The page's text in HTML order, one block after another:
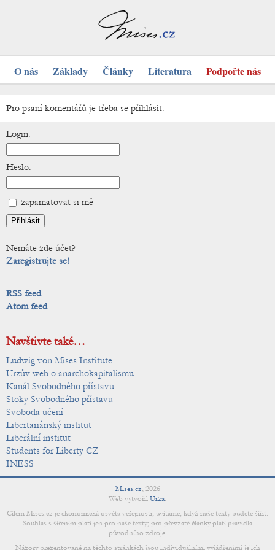
O nás Základy Články Literatura Podpořte nás
Pro psaní komentářů je třeba se přihlásit.
Login:
Heslo:
zapamatovat si mě
Nemáte zde účet?
Zaregistrujte se!
RSS feed
Atom feed
Navštivte také…
Ludwig von Mises Institute
Urzův web o anarchokapitalismu
Kanál Svobodného přístavu
Stoky Svobodného přístavu
Svoboda učení
Libertariánský institut
Liberální institut
Students for Liberty CZ
INESS
Mises.cz, 2026
Web vytvořil Urza.
Cílem Mises.cz je ekonomická osvěta veřejnosti; uvítáme, když naše texty budete šířit.
Souhlas s šířením platí jen pro naše texty; pro převzaté články platí pravidla
původního zdroje.
Názory prezentované na těchto stránkách jsou individuálními vyjádřeními jejich